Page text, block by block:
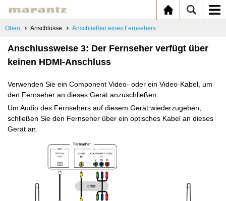
Oben Anschlüsse Anschließen eines Fernsehers
Anschlussweise 3: Der Fernseher verfügt über
keinen HDMI-Anschluss
Verwenden Sie ein Component Video- oder ein Video-Kabel, um
den Fernseher an dieses Gerät anzuschließen.
Um Audio des Fernsehers auf diesem Gerät wiederzugeben,
schließen Sie den Fernseher über ein optisches Kabel an dieses
Gerät an.